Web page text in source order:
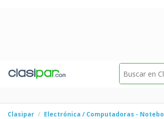
Clasipar Electrónica / Computadoras -